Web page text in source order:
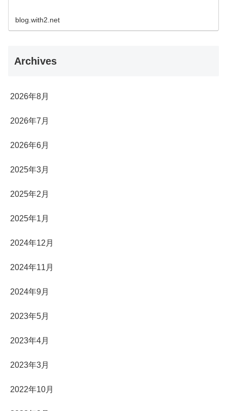
blog.with2.net
Archives
2026年8月
2026年7月
2026年6月
2025年3月
2025年2月
2025年1月
2024年12月
2024年11月
2024年9月
2023年5月
2023年4月
2023年3月
2022年10月